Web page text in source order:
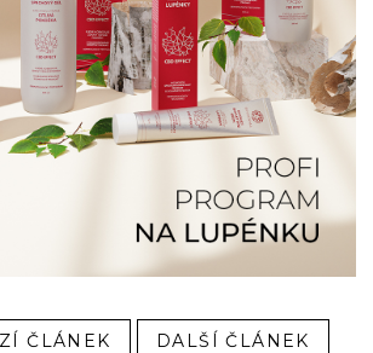
ČLÁNEK DALŠÍ ČLÁNEK